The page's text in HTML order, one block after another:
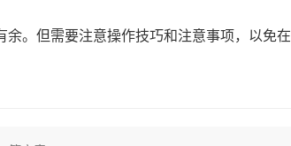
。但需要注意操作技巧和注意事项，以免在